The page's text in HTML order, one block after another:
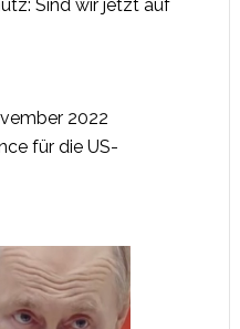
Sind wir jetzt auf
2022
für die US-